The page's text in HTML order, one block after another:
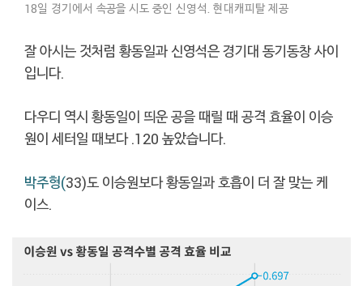
18일 경기에서 속공을 시도 중인 신영석. 현대캐피탈 제공
잘 아시는 것처럼 황동일과 신영석은 경기대 동기동창 사이
입니다.
다우디 역시 황동일이 띄운 공을 때릴 때 공격 효율이 이승
원이 세터일 때보다 .120 높았습니다.
박주형(33)도 이승원보다 황동일과 호흡이 더 잘 맞는 케
이스.